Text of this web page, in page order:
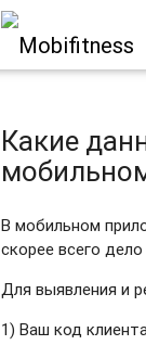
Какие
В мобильном
скорее всего
Для выявления и
1) Ваш код